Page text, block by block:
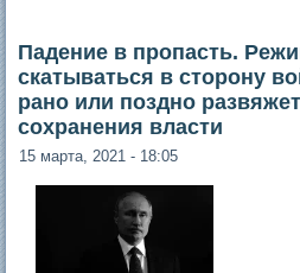
Падение в пропасть.
скатываться в сторону
рано или поздно
сохранения власти
15 марта, 2021 - 18:05